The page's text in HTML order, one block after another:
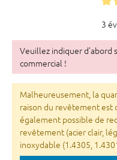
3
Veuillez indiquer d’abord
commercial !
Malheureusement, la
raison du revêtement est
également possible de
revêtement (acier clair,
inoxydable (1.4305,